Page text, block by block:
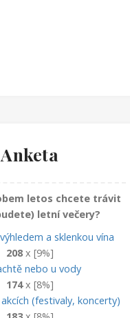
Anketa
letos chcete trávit
letní večery?
a sklenkou vína
208x [9%]
nebo u vody
174x [8%]
(festivaly, koncerty)